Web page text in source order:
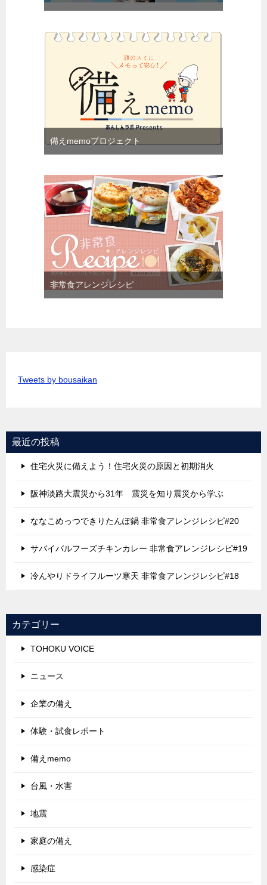
備えmemoプロジェクト
非常食アレンジレシピ
Tweets by bousaikan
最近の投稿
住宅火災に備えよう！住宅火災の原因と初期消火
阪神淡路大震災から31年 震災を知り震災から学ぶ
ななこめっつできりたんぽ鍋 非常食アレンジレシピ#20
サバイバルフーズチキンカレー 非常食アレンジレシピ#19
冷んやりドライフルーツ寒天 非常食アレンジレシピ#18
カテゴリー
TOHOKU VOICE
ニュース
企業の備え
体験・試食レポート
備えmemo
台風・水害
地震
家庭の備え
感染症